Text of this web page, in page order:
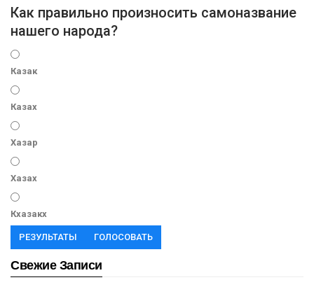
Как правильно произносить самоназвание
нашего народа?
Казак
Казах
Хазар
Хазах
Кхазакх
РЕЗУЛЬТАТЫ ГОЛОСОВАТЬ
Свежие Записи